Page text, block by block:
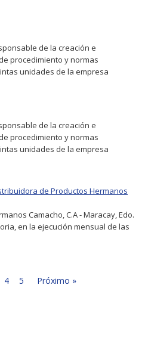
de la creación e
procedimiento y normas
unidades de la empresa
de la creación e
procedimiento y normas
unidades de la empresa
de Productos Hermanos
Camacho, C.A - Maracay, Edo.
en la ejecución mensual de las
4 5 Próximo »